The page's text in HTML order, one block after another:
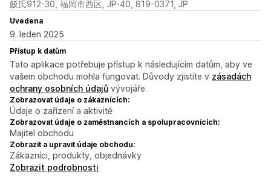
飯氏912-30, 福岡市西区, JP-40, 819-0371, JP
Uvedena
9. leden 2025
Přístup k datům
Tato aplikace potřebuje přístup k následujícím datům, aby ve
vašem obchodu mohla fungovat. Důvody zjistíte v zásadách
ochrany osobních údajů vývojáře.
Zobrazovat údaje o zákaznících:
Údaje o zařízení a aktivitě
Zobrazovat údaje o zaměstnancích a spolupracovnících:
Majitel obchodu
Zobrazit a upravit údaje obchodu:
Zákazníci, produkty, objednávky
Zobrazit podrobnosti